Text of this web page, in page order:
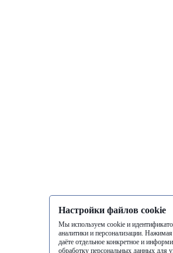
Настройки файлов cookie
Мы используем cookie и
аналитики и персонализации.
даёте отдельное конкретное и
обработку персональных данных для